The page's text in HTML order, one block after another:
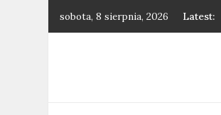
sobota, 8 sierpnia, 2026 Latest: